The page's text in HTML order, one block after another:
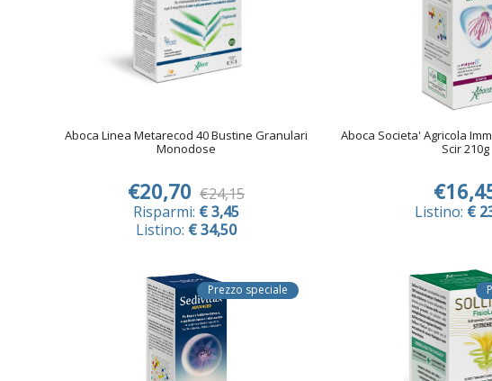
Aboca Linea Metarecod 40 Bustine Granulari
Monodose
€20,70 €24,15
Risparmi: € 3,45
Listino: € 34,50
Aboca Societa' Agricola
Scir 210g
Listino: €
Prezzo speciale